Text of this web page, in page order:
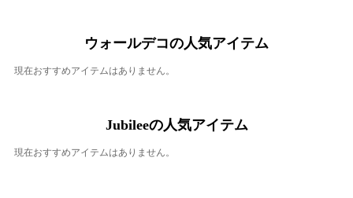
ウォールデコの人気アイテム
現在おすすめアイテムはありません。
Jubileeの人気アイテム
現在おすすめアイテムはありません。